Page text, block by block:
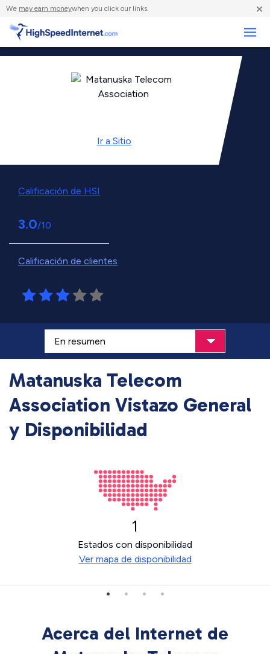
We may earn moneywhen you click our links. ×
Ir a Sitio
Calificación de HSI
3.0/10
Calificación de clientes
Matanuska Telecom
Association Vistazo General
y Disponibilidad
1
Estados con disponibilidad
Ver mapa de disponibilidad
Acerca del Internet de